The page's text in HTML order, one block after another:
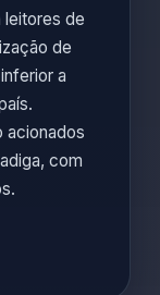
leitores de
de
a
acionados
com